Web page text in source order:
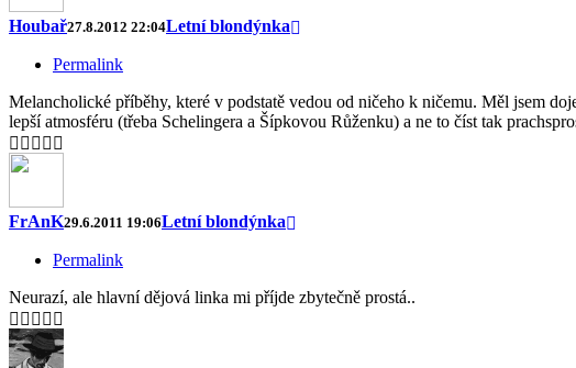
Houbař27.8.2012 22:04Letní blondýnka
Permalink
Melancholické příběhy, které v podstatě vedou od ničeho k ničemu. Měl jsem
lepší atmosféru (třeba Schelingera a Šípkovou Růženku) a ne to číst tak
FrAnK29.6.2011 19:06Letní blondýnka
Permalink
Neurazí, ale hlavní dějová linka mi příjde zbytečně prostá..